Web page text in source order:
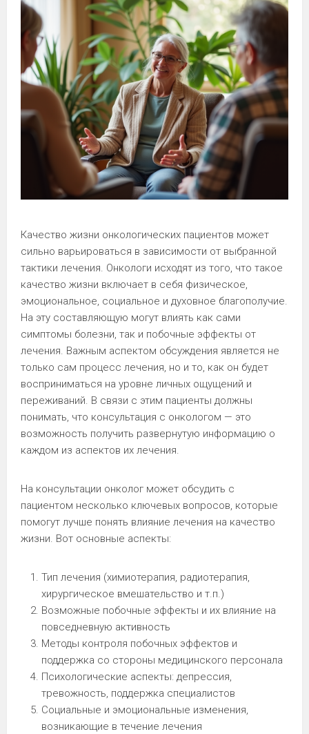
Качество жизни онкологических пациентов может
сильно варьироваться в зависимости от выбранной
тактики лечения. Онкологи исходят из того, что такое
качество жизни включает в себя физическое,
эмоциональное, социальное и духовное благополучие.
На эту составляющую могут влиять как сами
симптомы болезни, так и побочные эффекты от
лечения. Важным аспектом обсуждения является не
только сам процесс лечения, но и то, как он будет
восприниматься на уровне личных ощущений и
переживаний. В связи с этим пациенты должны
понимать, что консультация с онкологом — это
возможность получить развернутую информацию о
каждом из аспектов их лечения.
На консультации онколог может обсудить с
пациентом несколько ключевых вопросов, которые
помогут лучше понять влияние лечения на качество
жизни. Вот основные аспекты:
Тип лечения (химиотерапия, радиотерапия,
хирургическое вмешательство и т.п.)
Возможные побочные эффекты и их влияние на
повседневную активность
Методы контроля побочных эффектов и
поддержка со стороны медицинского персонала
Психологические аспекты: депрессия,
тревожность, поддержка специалистов
Социальные и эмоциональные изменения,
возникающие в течение лечения